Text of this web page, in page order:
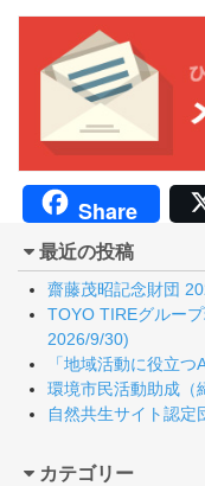
Share
最近の投稿
齋藤茂昭記念財団
TOYO TIREグルー
2026/9/30)
「地域活動に役立
環境市民活動助成（
自然共生サイト認
カテゴリー